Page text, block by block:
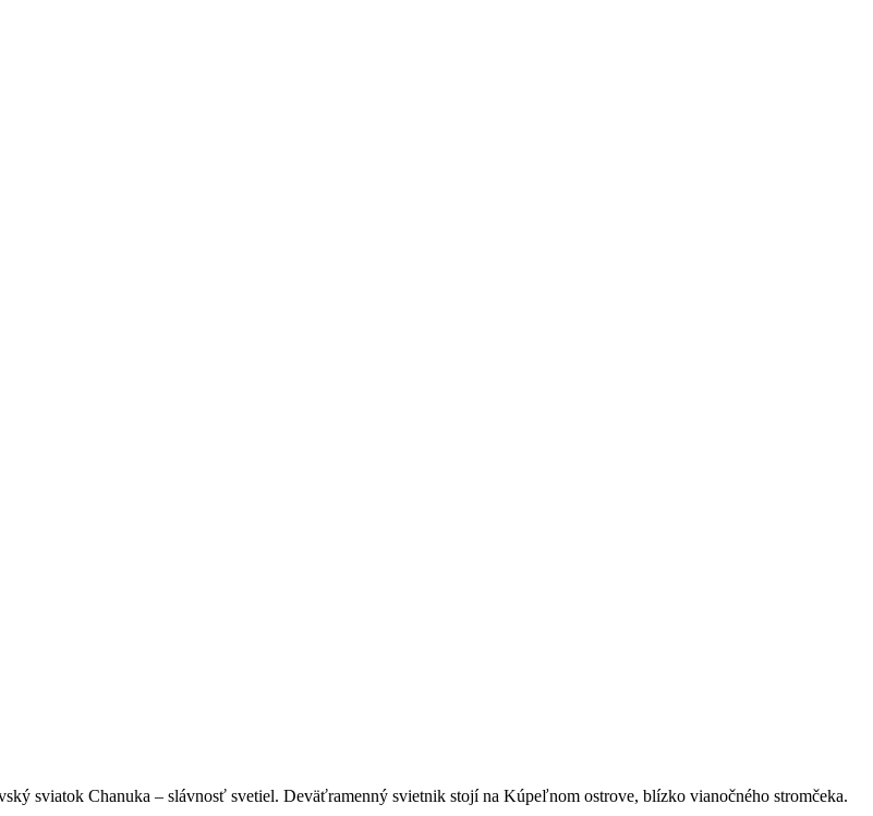
sviatok Chanuka – slávnosť svetiel. Deväťramenný svietnik stojí na Kúpeľnom ostrove, blízko vianočného stromčeka.